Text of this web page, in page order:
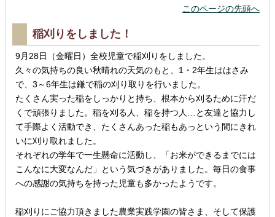
このページの先頭へ
稲刈りをしました！
9月28日（金曜日）全校児童で稲刈りをしました。
久々の気持ちの良い秋晴れの天気のもと、1・2年生ははさみ
で、3～6年生は鎌で稲の刈り取りを行いました。
たくさん実った稲をしっかりと持ち、根本から刈るために汗だ
くで頑張りました。稲を刈る人、稲を持つ人…と友達と協力し
て手際よく活動でき、たくさんあった稲もあっという間にきれ
いに刈り取れました。
それぞれの学年で一生懸命に活動し、「お米ができるまでには
こんなに大変なんだ」という気づきがありました。毎日の食事
への感謝の気持ちを持った児童も多かったようです。
稲刈りにご協力頂きました農業実践学園の皆さま、そして保護